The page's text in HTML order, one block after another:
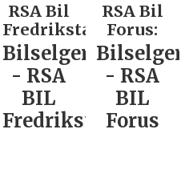
RSA Bil
Fredrikstad:
Bilselger
- RSA
BIL
Fredrikstad
RSA Bil
Forus:
Bilselger
- RSA
BIL
Forus